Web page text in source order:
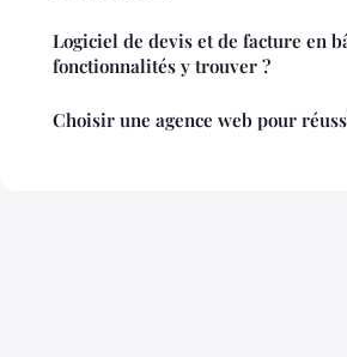
Logiciel de devis et de facture en
fonctionnalités y trouver ?
Choisir une agence web pour